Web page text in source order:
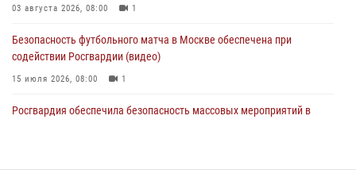
03 августа 2026, 08:00 1
Безопасность футбольного матча в Москве обеспечена при
содействии Росгвардии (видео)
15 июля 2026, 08:00 1
Росгвардия обеспечила безопасность массовых мероприятий в